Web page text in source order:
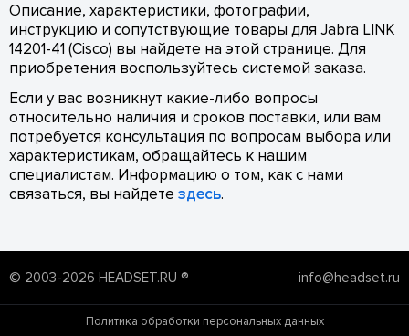
Описание, характеристики, фотографии,
инструкцию и сопутствующие товары для Jabra LINK
14201-41 (Cisco) вы найдете на этой странице. Для
приобретения воспользуйтесь системой заказа.
Если у вас возникнут какие-либо вопросы
относительно наличия и сроков поставки, или вам
потребуется консультация по вопросам выбора или
характеристикам, обращайтесь к нашим
специалистам. Информацию о том, как с нами
связаться, вы найдете здесь.
© 2003-2026 HEADSET.RU ® info@headset.ru
Политика обработки персональных данных